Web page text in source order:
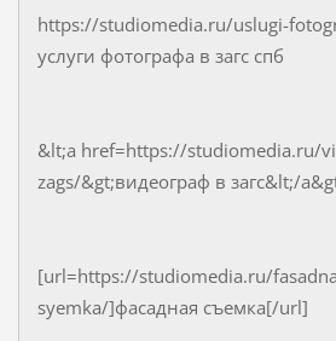
https://studiomedia.ru/uslugi-
услуги фотографа в загс спб
&lt;a href=https://studiomedia.ru/
zags/&gt;видеограф в загс&lt;/
[url=https://studiomedia.ru/
syemka/]фасадная съемка[/url]